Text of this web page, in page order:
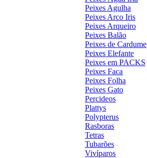
Peixes Agulha
Peixes Arco Iris
Peixes Arqueiro
Peixes Balão
Peixes de Cardume
Peixes Elefante
Peixes em PACKS
Peixes Faca
Peixes Folha
Peixes Gato
Percideos
Plattys
Polypterus
Rasboras
Tetras
Tubarões
Vivíparos